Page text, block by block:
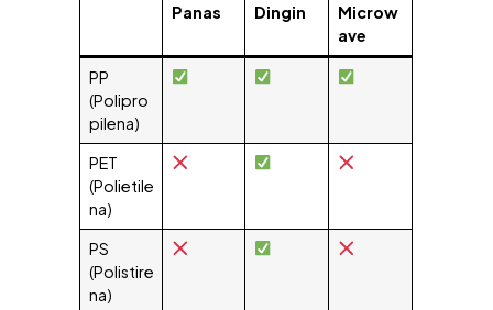
Panas
Dingin
Microw
ave
PP
(Polipro
pilena)
PET
(Polietile
na)
PS
(Polistire
na)